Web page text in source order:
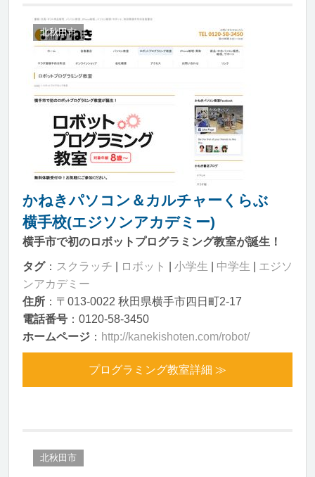
北秋田市
かねきパソコン＆カルチャーくらぶ
横手校(エジソンアカデミー)
横手市で初のロボットプログラミング教室が誕生！
タグ： スクラッチ ロボット 小学生 中学生
エジソ
ンアカデミー
住所 ：〒013-0022 秋田県横手市四日町2-17
電話番号 ：0120-58-3450
ホームページ ： http://kanekishoten.com/robot/
プログラミング教室詳細 ≫
北秋田市